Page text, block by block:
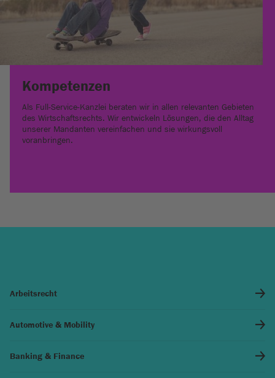
Kompetenzen
Als Full-Service-Kanzlei beraten wir in allen relevanten Gebieten
des Wirtschaftsrechts. Wir entwickeln Lösungen, die den Alltag
unserer Mandanten vereinfachen und sie wirkungsvoll
voranbringen.
Arbeitsrecht
Automotive & Mobility
Banking & Finance